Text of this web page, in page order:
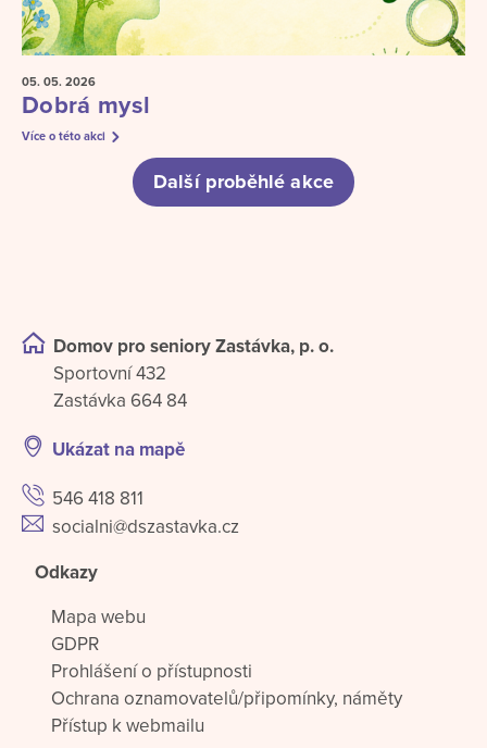
05. 05. 2026
Dobrá mysl
Více o této akci
Další proběhlé akce
Domov pro seniory Zastávka, p. o.
Sportovní 432
Zastávka 664 84
Ukázat na mapě
546 418 811
socialni@dszastavka.cz
Odkazy
Mapa webu
GDPR
Prohlášení o přístupnosti
Ochrana oznamovatelů/připomínky, náměty
Přístup k webmailu